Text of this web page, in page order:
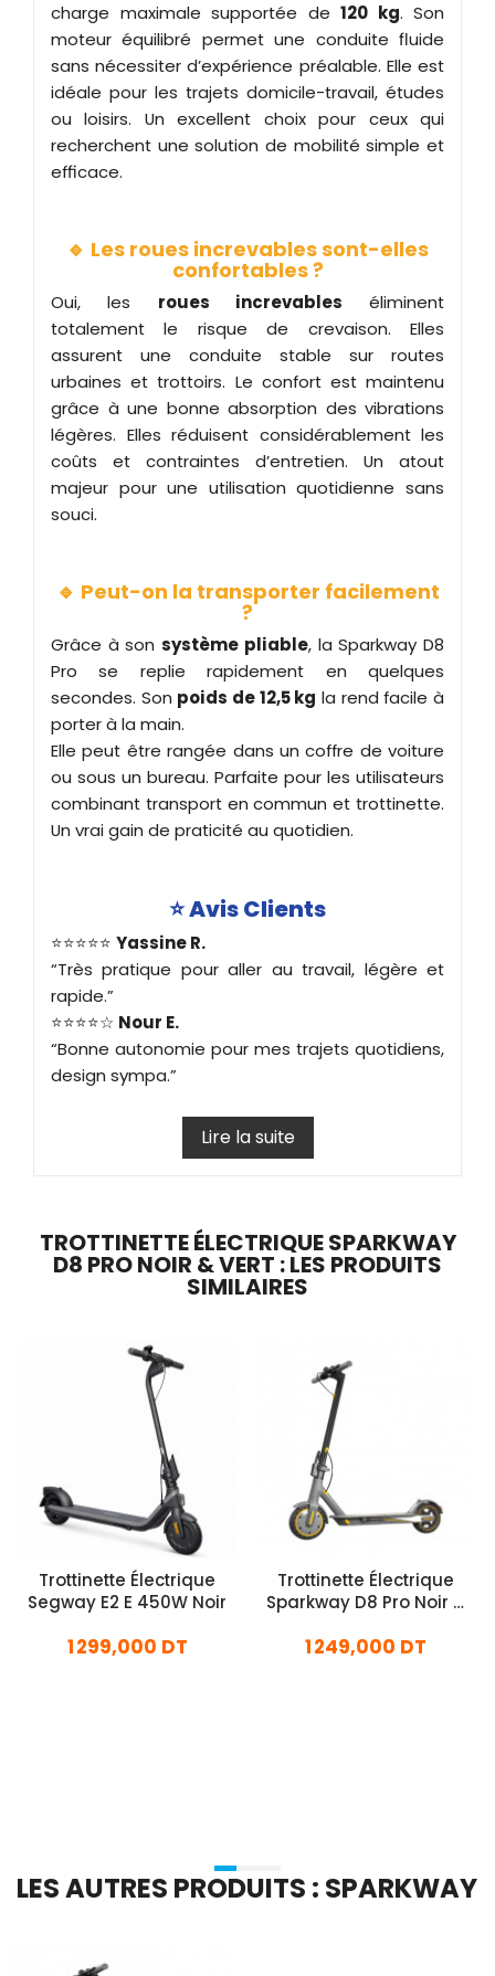
charge maximale supportée de 120 kg. Son
moteur équilibré permet une conduite fluide
sans nécessiter d’expérience préalable. Elle est
idéale pour les trajets domicile-travail, études
ou loisirs. Un excellent choix pour ceux qui
recherchent une solution de mobilité simple et
efficace.
🔹 Les roues increvables sont-elles
confortables ?
Oui, les roues increvables éliminent
totalement le risque de crevaison. Elles
assurent une conduite stable sur routes
urbaines et trottoirs. Le confort est maintenu
grâce à une bonne absorption des vibrations
légères. Elles réduisent considérablement les
coûts et contraintes d’entretien. Un atout
majeur pour une utilisation quotidienne sans
souci.
🔹 Peut-on la transporter facilement
?
Grâce à son système pliable, la Sparkway D8
Pro se replie rapidement en quelques
secondes. Son poids de 12,5 kg la rend facile à
porter à la main.
Elle peut être rangée dans un coffre de voiture
ou sous un bureau. Parfaite pour les utilisateurs
combinant transport en commun et trottinette.
Un vrai gain de praticité au quotidien.
⭐Avis Clients
⭐⭐⭐⭐⭐ Yassine R.
“Très pratique pour aller au travail, légère et
rapide.”
⭐⭐⭐⭐☆ Nour E.
“Bonne autonomie pour mes trajets quotidiens,
design sympa.”
Lire la suite
TROTTINETTE ÉLECTRIQUE SPARKWAY
D8 PRO NOIR & VERT : LES PRODUITS
SIMILAIRES
Trottinette Électrique
Segway E2 E 450W Noir
1 299,000 DT
Trottinette Électrique
Sparkway D8 Pro Noir &
1 249,000 DT
LES AUTRES PRODUITS : SPARKWAY